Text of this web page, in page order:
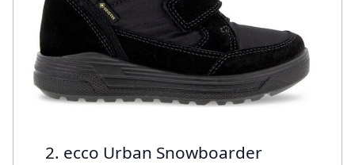
2. ecco Urban Snowboarder